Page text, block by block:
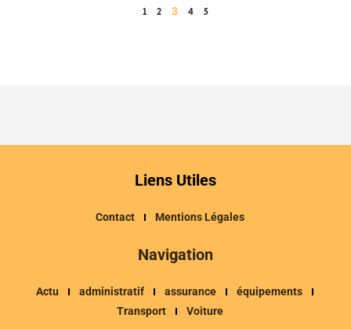
1 2 3 4 5
Liens Utiles
Contact Mentions Légales
Navigation
Actu administratif assurance
équipements
Transport
Voiture